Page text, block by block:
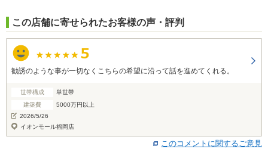
この店舗に寄せられたお客様の声・評判
勧誘のような事が一切なくこちらの希望に沿って話を進めてくれる。
世帯構成
単世帯
建築費
5000万円以上
2026/5/26
イオンモール福岡店
このコメントに関するご意見